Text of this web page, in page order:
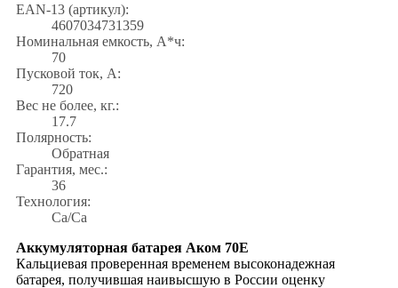
EAN-13 (артикул):
4607034731359
Номинальная емкость, А*ч:
70
Пусковой ток, А:
720
Вес не более, кг.:
17.7
Полярность:
Обратная
Гарантия, мес.:
36
Технология:
Са/Са
Аккумуляторная батарея Аком 70Е
Кальциевая проверенная временем высоконадежная
батарея, получившая наивысшую в России оценку